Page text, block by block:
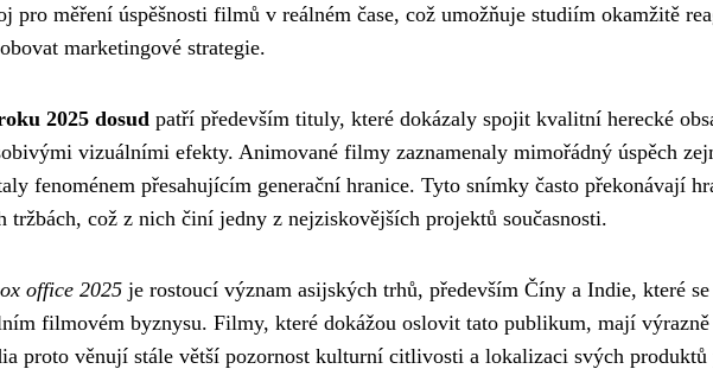
pro měření úspěšnosti filmů v reálném čase, což umožňuje studiím okamžitě
marketingové strategie.
2025 dosud patří především tituly, které dokázaly spojit kvalitní herecké
vizuálními efekty. Animované filmy zaznamenaly mimořádný úspěch
fenoménem přesahujícím generační hranice. Tyto snímky často překonávají
což z nich činí jedny z nejziskovějších projektů současnosti.
office 2025 je rostoucí význam asijských trhů, především Číny a Indie, které se
filmovém byznysu. Filmy, které dokážou oslovit tato publikum, mají
proto věnují stále větší pozornost kulturní citlivosti a lokalizaci svých produktů